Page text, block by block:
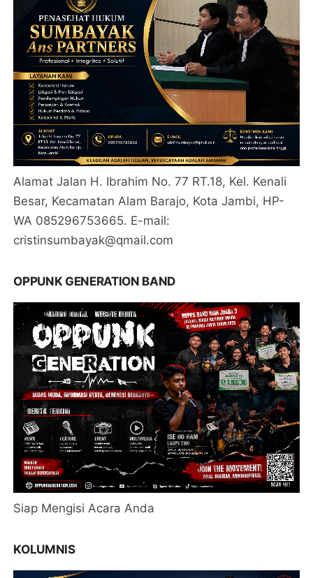
Alamat Jalan H. Ibrahim No. 77 RT.18, Kel. Kenali
Besar, Kecamatan Alam Barajo, Kota Jambi, HP-
WA 085296753665. E-mail:
cristinsumbayak@qmail.com
OPPUNK GENERATION BAND
Siap Mengisi Acara Anda
KOLUMNIS